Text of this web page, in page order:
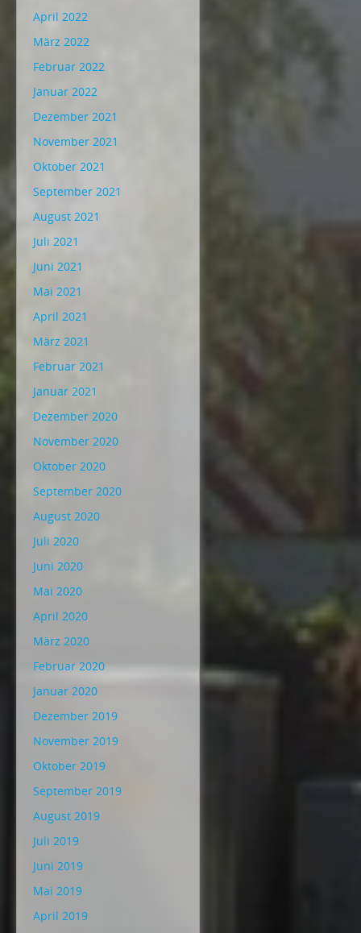
April 2022
März 2022
Februar 2022
Januar 2022
Dezember 2021
November 2021
Oktober 2021
September 2021
August 2021
Juli 2021
Juni 2021
Mai 2021
April 2021
März 2021
Februar 2021
Januar 2021
Dezember 2020
November 2020
Oktober 2020
September 2020
August 2020
Juli 2020
Juni 2020
Mai 2020
April 2020
März 2020
Februar 2020
Januar 2020
Dezember 2019
November 2019
Oktober 2019
September 2019
August 2019
Juli 2019
Juni 2019
Mai 2019
April 2019